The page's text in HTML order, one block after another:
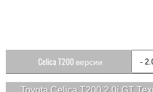
Toyota Celica T200 2.0i GT
Celica T200 версии